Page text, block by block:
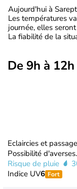
Aujourd'hui à
Les températures
journée, elles
La fiabilité de la
De 9h à 12h
Eclaircies et
Possibilité d'averses.
Risque de pluie
Indice UV6 Fort